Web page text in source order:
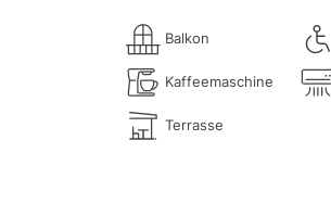
Balkon
Kaffeemaschine
Terrasse